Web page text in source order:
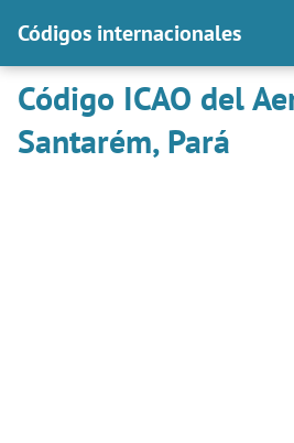
Códigos internacionales
Código ICAO del
Santarém, Pará